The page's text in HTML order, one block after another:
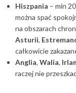
Hiszpania – min
można spać
na obszarach
Asturii,
całkowicie
Anglia, Walia,
raczej nie